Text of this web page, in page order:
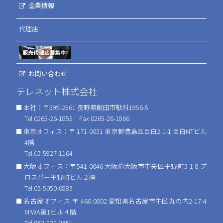
企業情報
代理店
お問い合わせ
テレネット株式会社
本社：〒399-2561 長野県飯田市駄科1956-5
Tel.0265-26-1855 Fax.0265-26-1866
東京オフィス：〒 171-0031 東京都豊島区目白2-1-1 目白NTビル
4階
Tel.03-5927-1164
大阪オフィス：〒541-0046 大阪府大阪市中央区平野町3-1-8 プ
ロスパー平野町ビル２階
Tel.03-5050-0883
名古屋オフィス:〒 460-0002 愛知県名古屋市中区丸の内2-17-4
MIWA第1ビル４階